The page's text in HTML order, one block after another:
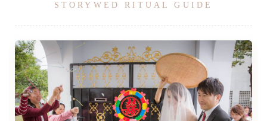
STORYWED RITUAL GUIDE